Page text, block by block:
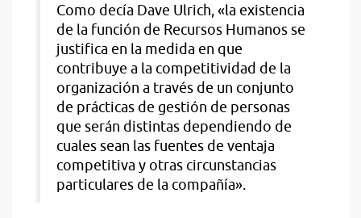
Como decía Dave Ulrich, «la existencia
de la función de Recursos Humanos se
justifica en la medida en que
contribuye a la competitividad de la
organización a través de un conjunto
de prácticas de gestión de personas
que serán distintas dependiendo de
cuales sean las fuentes de ventaja
competitiva y otras circunstancias
particulares de la compañía».